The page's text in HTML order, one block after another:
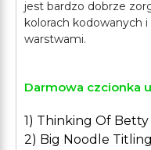
jest bardzo dobrze
kolorach kodowanych
Darmowa czcionka
1) Thinking Of Betty
2) Big Noodle Titling